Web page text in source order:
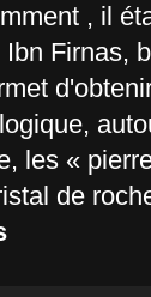
, il
Firnas,
les «
de